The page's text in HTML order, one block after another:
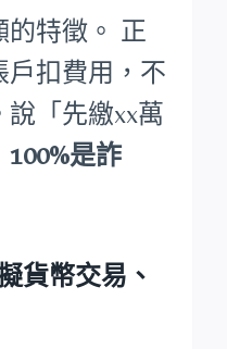
的特徵。 正
戶扣費用，不
「先繳xx萬
100%是詐
貨幣交易、